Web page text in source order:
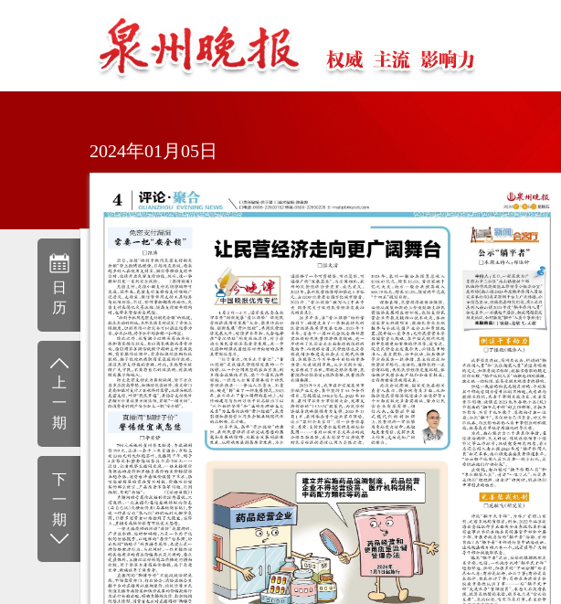
日
历
上
一
期
下
一
期
2024年01月05日